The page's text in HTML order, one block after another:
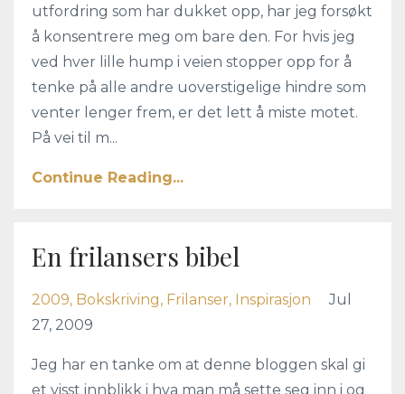
utfordring som har dukket opp, har jeg forsøkt
å konsentrere meg om bare den. For hvis jeg
ved hver lille hump i veien stopper opp for å
tenke på alle andre uoverstigelige hindre som
venter lenger frem, er det lett å miste motet.
På vei til m...
Continue Reading...
En frilansers bibel
2009 Bokskriving Frilanser Inspirasjon
Jul
27, 2009
Jeg har en tanke om at denne bloggen skal gi
et visst innblikk i hva man må sette seg inn i og